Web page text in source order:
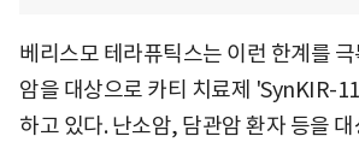
베리스모 테라퓨틱스는 이런 한계를
암을 대상으로 카티 치료제 'SynKIR-
하고 있다. 난소암, 담관암 환자 등을